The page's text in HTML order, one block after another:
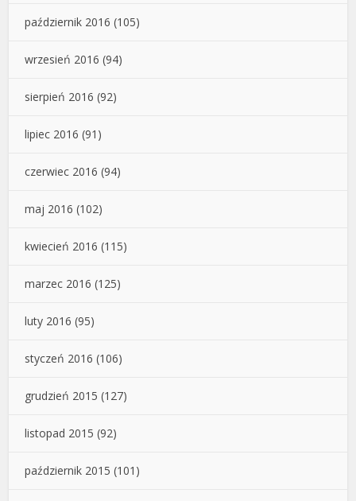
październik 2016 (105)
wrzesień 2016 (94)
sierpień 2016 (92)
lipiec 2016 (91)
czerwiec 2016 (94)
maj 2016 (102)
kwiecień 2016 (115)
marzec 2016 (125)
luty 2016 (95)
styczeń 2016 (106)
grudzień 2015 (127)
listopad 2015 (92)
październik 2015 (101)